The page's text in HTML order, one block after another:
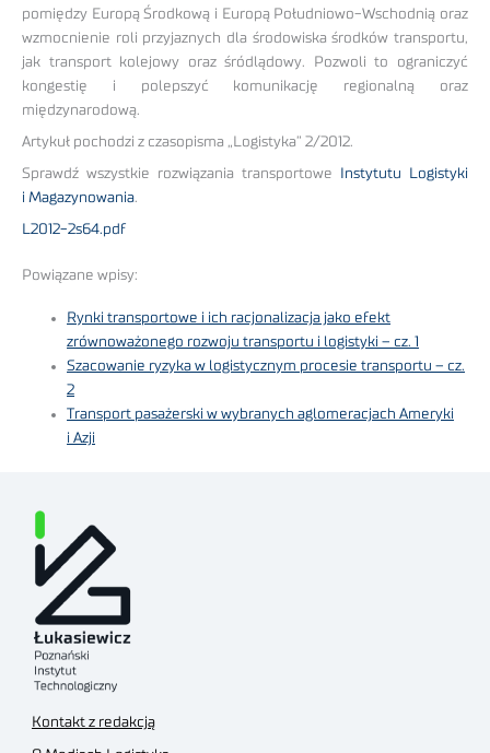
pomiędzy Europą Środkową i Europą Południowo-Wschodnią oraz
wzmocnienie roli przyjaznych dla środowiska środków transportu,
jak transport kolejowy oraz śródlądowy. Pozwoli to ograniczyć
kongestię i polepszyć komunikację regionalną oraz
międzynarodową.
Artykuł pochodzi z czasopisma „Logistyka” 2/2012.
Sprawdź wszystkie rozwiązania transportowe
Instytutu Logistyki
i Magazynowania.
L2012-2s64.pdf
Powiązane wpisy:
Rynki transportowe i ich racjonalizacja jako efekt
zrównoważonego rozwoju transportu i logistyki – cz. 1
Szacowanie ryzyka w logistycznym procesie transportu – cz.
2
Transport pasażerski w wybranych aglomeracjach Ameryki
i Azji
Kontakt z redakcją